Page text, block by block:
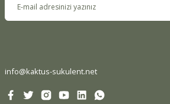
info@kaktus-sukulent.net